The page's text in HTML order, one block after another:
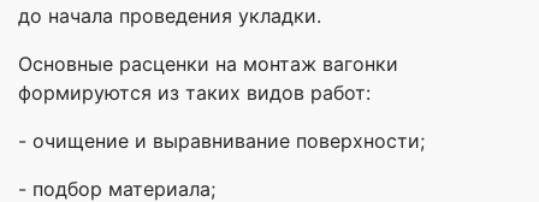
до начала проведения укладки.
Основные расценки на монтаж вагонки
формируются из таких видов работ:
- очищение и выравнивание поверхности;
- подбор материала;